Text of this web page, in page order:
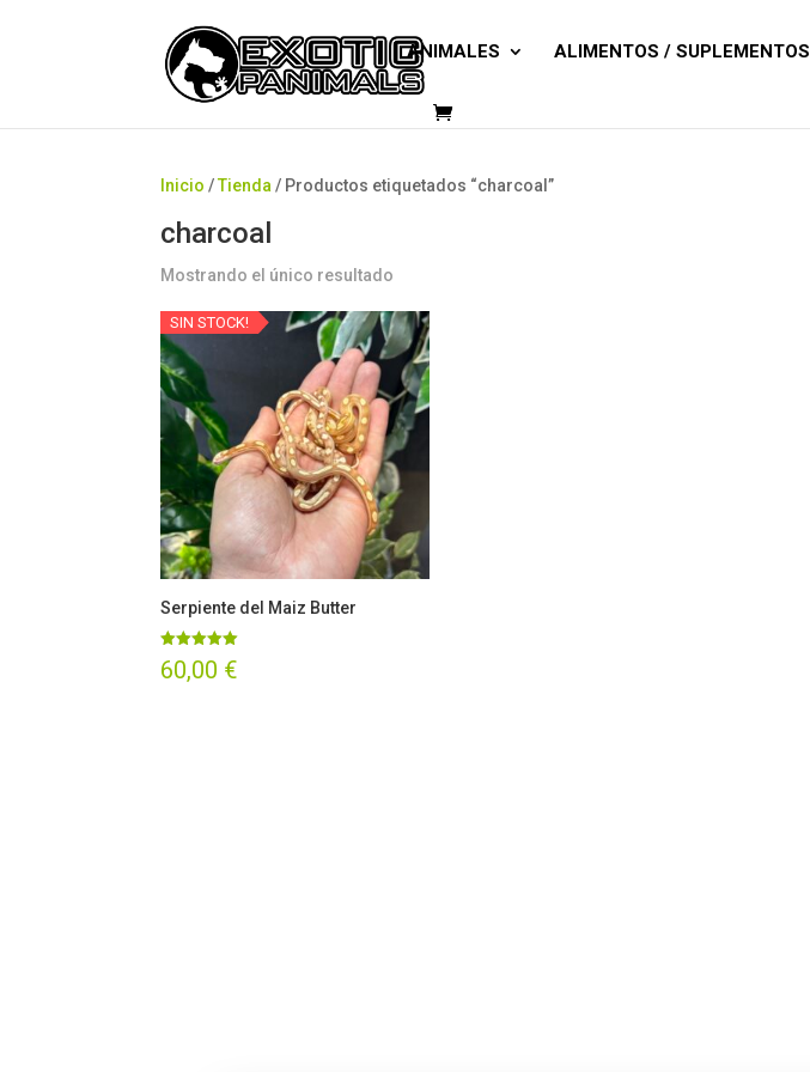
ANIMALES ALIMENTOS / SUPLEMENTOS
Inicio /Tienda / Productos etiquetados “charcoal”
charcoal
Mostrando el único resultado
SIN STOCK!
Serpiente del Maiz Butter
Valorado
con
60,00 €